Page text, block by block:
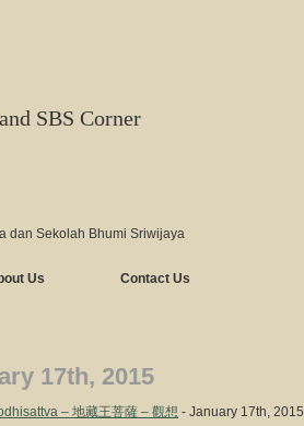
SBS Corner
dan Sekolah Bhumi Sriwijaya
Us Contact Us
17th, 2015
– 地藏王菩薩 – 觀想 - January 17th, 2015